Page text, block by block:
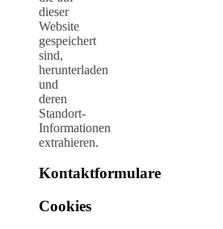
dieser
Website
gespeichert
sind,
herunterladen
und
deren
Standort-
Informationen
extrahieren.
Kontaktformulare
Cookies